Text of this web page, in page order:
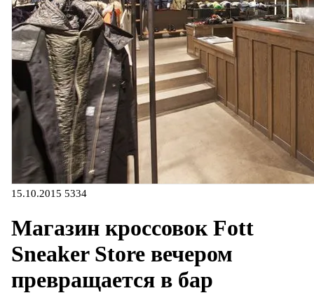
15.10.2015 5334
Магазин кроссовок Fott
Sneaker Store вечером
превращается в бар